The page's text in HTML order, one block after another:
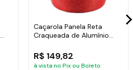
Craqueado.
a foto.
Caçarola Panela Reta
Craqueada de Alumínio
28cm
R$ 149,82
à vista no Pix ou Boleto